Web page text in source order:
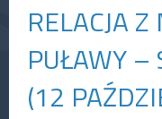
RELACJA
PUŁAWY –
(12